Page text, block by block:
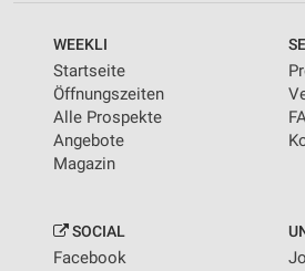
WEEKLI
Startseite
Öffnungszeiten
Alle Prospekte
Angebote
Magazin
SOCIAL
Facebook